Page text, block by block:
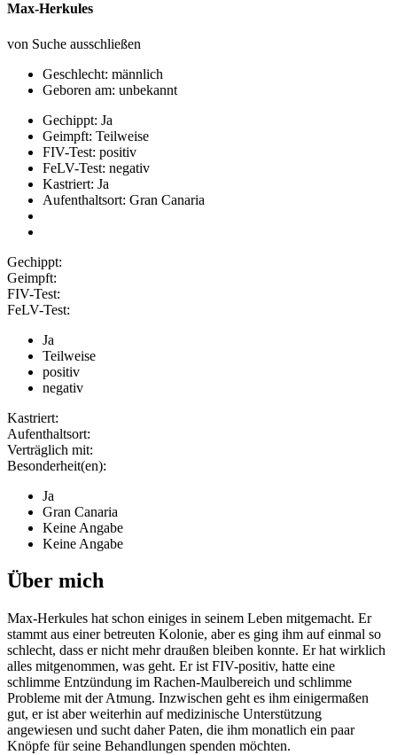
Max-Herkules
von Suche ausschließen
Geschlecht: männlich
Geboren am: unbekannt
Gechippt: Ja
Geimpft: Teilweise
FIV-Test: positiv
FeLV-Test: negativ
Kastriert: Ja
Aufenthaltsort: Gran Canaria
Gechippt:
Geimpft:
FIV-Test:
FeLV-Test:
Ja
Teilweise
positiv
negativ
Kastriert:
Aufenthaltsort:
Verträglich mit:
Besonderheit(en):
Ja
Gran Canaria
Keine Angabe
Keine Angabe
Über mich
Max-Herkules hat schon einiges in seinem Leben mitgemacht. Er
stammt aus einer betreuten Kolonie, aber es ging ihm auf einmal so
schlecht, dass er nicht mehr draußen bleiben konnte. Er hat wirklich
alles mitgenommen, was geht. Er ist FIV-positiv, hatte eine
schlimme Entzündung im Rachen-Maulbereich und schlimme
Probleme mit der Atmung. Inzwischen geht es ihm einigermaßen
gut, er ist aber weiterhin auf medizinische Unterstützung
angewiesen und sucht daher Paten, die ihm monatlich ein paar
Knöpfe für seine Behandlungen spenden möchten.